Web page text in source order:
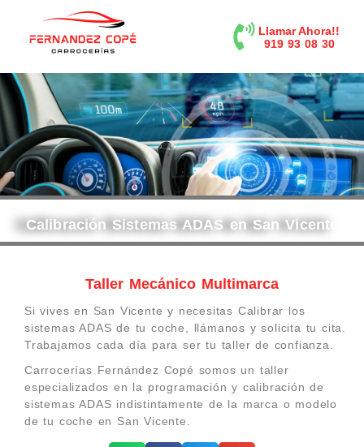
Llamar Ahora!!
919 93 08 30
Calibración Sistemas ADAS en San Vicente
Taller Mecánico Multimarca
Si vives en San Vicente y necesitas Calibrar los
sistemas ADAS de tu coche, llámanos y solicita tu cita.
Trabajamos cada día para ser tu taller de confianza.
Carrocerías Fernández Copé somos un taller
especializados en la programación y calibración de
sistemas ADAS indistintamente de la marca o modelo
de tu coche en San Vicente.